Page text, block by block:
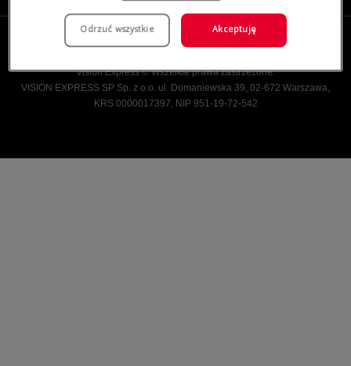
Vision Express © Wszelkie prawa zastrzeżone.
VISION EXPRESS SP Sp. z o.o. ul. Domaniewska 39, 02-672 Warszawa,
KRS 0000017397, NIP 951-19-72-542
Odrzuć wszystkie Akceptuję